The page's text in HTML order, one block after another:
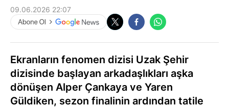
09.06.2026 22:07
Ekranların fenomen dizisi Uzak Şehir
dizisinde başlayan arkadaşlıkları aşka
dönüşen Alper Çankaya ve Yaren
Güldiken, sezon finalinin ardından tatile